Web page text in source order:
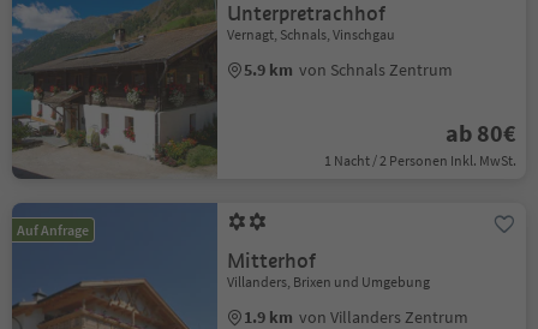
Unterpretrachhof
Vernagt, Schnals, Vinschgau
5.9 km von Schnals Zentrum
ab 80€
1 Nacht / 2 Personen Inkl. MwSt.
Auf Anfrage
Mitterhof
Villanders, Brixen und Umgebung
1.9 km von Villanders Zentrum